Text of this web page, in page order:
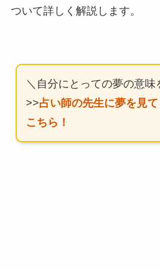
ついて詳しく解説します。
＼自分にとっての夢の意味
>>占い師の先生に夢を見
こちら！